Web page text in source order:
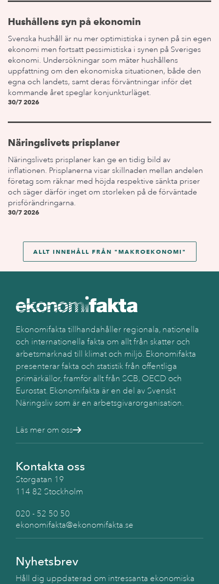
Hushållens syn på ekonomin
Svenska hushåll är nu mer optimistiska i synen på sin egen
ekonomi men fortsatt pessimistiska i synen på Sveriges
ekonomi. Undersökningar som mäter hushållens
uppfattning om den ekonomiska situationen, både den
egna och landets, samt deras förväntningar inför det
kommande året speglar konjunkturläget.
30/7 2026
Näringslivets prisplaner
Näringslivets prisplaner kan ge en tidig bild av
inflationen. Prisplanerna visar skillnaden mellan andelen
företag som räknar med höjda respektive sänkta priser
och säger därför inget om storleken på de förväntade
prisförändringarna.
30/7 2026
ALLT INNEHÅLL FRÅN " MAKROEKONOMI "
Ekonomifakta tillhandahåller regionala, nationella
och internationella fakta om allt från skatter och
arbetsmarknad till klimat och miljö. Ekonomifakta
presenterar fakta och statistik från offentliga
primärkällor, framför allt från SCB, OECD och
Eurostat. Ekonomifakta är en del av Svenskt
Näringsliv som är en arbetsgivarorganisation.
Läs mer om oss
Kontakta oss
Storgatan 19
114 82 Stockholm
020 - 52 50 50
ekonomifakta@ekonomifakta.se
Nyhetsbrev
Håll dig uppdaterad om intressanta ekonomiska